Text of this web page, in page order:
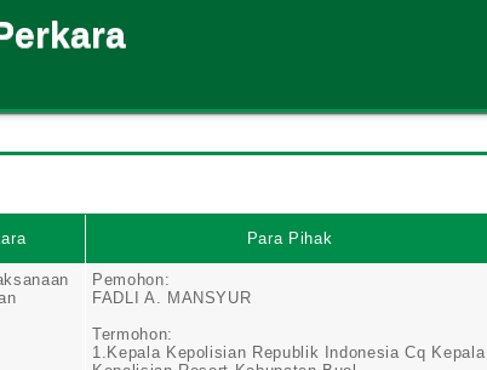
Para Pihak
Pemohon:
FADLI A. MANSYUR
Termohon:
1.Kepala Kepolisian Republik Indonesia Cq Kepala